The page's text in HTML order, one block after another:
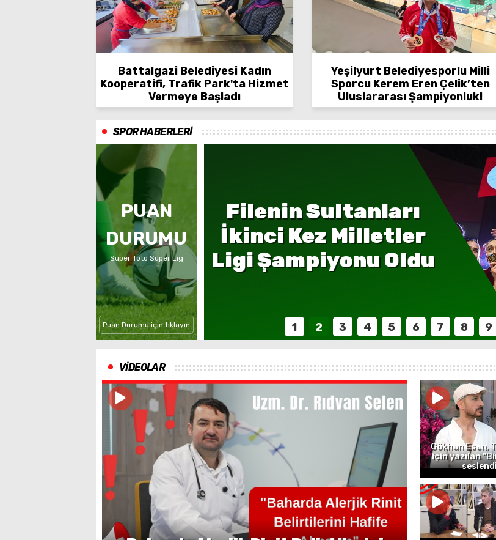
Battalgazi Belediyesi Kadın
Kooperatifi, Trafik Park'ta Hizmet
Vermeye Başladı
Yeşilyurt Belediyesporlu Milli
Sporcu Kerem Eren Çelik’ten
Uluslararası Şampiyonluk!
SPOR HABERLERİ
PUAN
DURUMU
Süper Toto Süper Lig
Puan Durumu için tıklayın
Filenin Sultanları
İkinci Kez Milletler
Ligi Şampiyonu Oldu
1 2 3 4 5 6 7 8 9
VİDEOLAR
Gökhan Esen,
için yazılan